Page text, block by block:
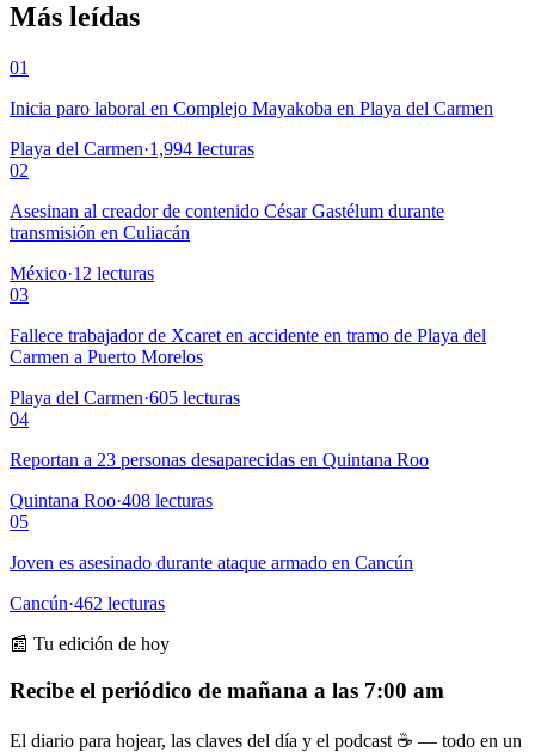
Más leídas
01
Inicia paro laboral en Complejo Mayakoba en Playa del Carmen
Playa del Carmen·1,994 lecturas
02
Asesinan al creador de contenido César Gastélum durante
transmisión en Culiacán
México·12 lecturas
03
Fallece trabajador de Xcaret en accidente en tramo de Playa del
Carmen a Puerto Morelos
Playa del Carmen·605 lecturas
04
Reportan a 23 personas desaparecidas en Quintana Roo
Quintana Roo·408 lecturas
05
Joven es asesinado durante ataque armado en Cancún
Cancún·462 lecturas
📰 Tu edición de hoy
Recibe el periódico de mañana a las 7:00 am
El diario para hojear, las claves del día y el podcast ☕ — todo en un